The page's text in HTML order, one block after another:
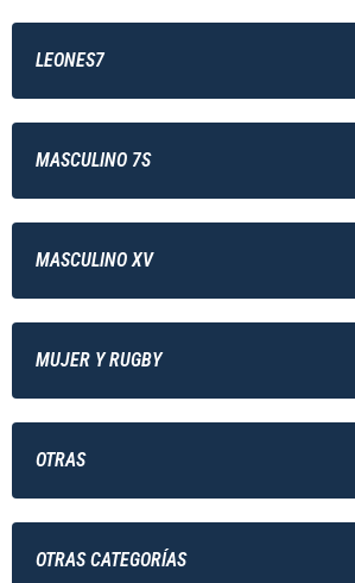
LEONES7
MASCULINO 7S
MASCULINO XV
MUJER Y RUGBY
OTRAS
OTRAS CATEGORÍAS